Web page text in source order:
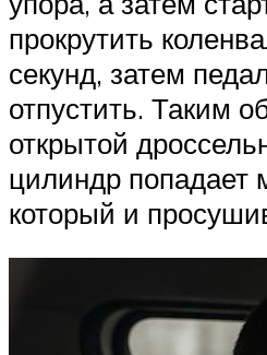
прокрутить
секунд, затем
отпустить. Таким
открытой
цилиндр попадает
который и